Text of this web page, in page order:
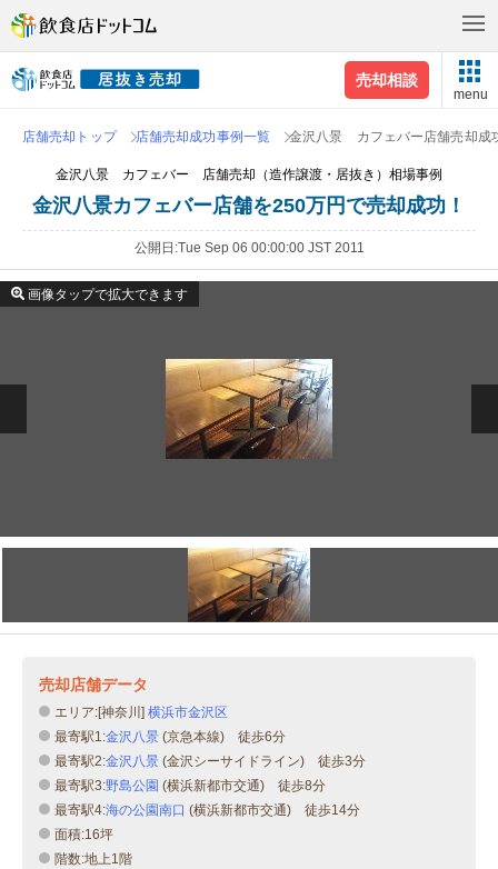
売却相談
menu
店舗売却トップ 店舗売却成功事例一覧 金沢八景 カフェバー店舗売却成
金沢八景 カフェバー 店舗売却（造作譲渡・居抜き）相場事例
金沢八景カフェバー店舗を250万円で売却成功！
公開日 Tue Sep 06 00:00:00 JST 2011
画像タップで拡大できます
売却店舗データ
エリア:[神奈川] 横浜市金沢区
最寄駅1:金沢八景 (京急本線) 徒歩6分
最寄駅2:金沢八景 (金沢シーサイドライン) 徒歩3分
最寄駅3:野島公園 (横浜新都市交通) 徒歩8分
最寄駅4:海の公園南口 (横浜新都市交通) 徒歩14分
面積:16坪
階数:地上1階